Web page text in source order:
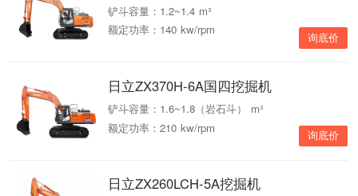
铲斗容量：1.2~1.4 m³
额定功率：140 kw/rpm
询底价
日立ZX370H-6A国四挖掘机
铲斗容量：1.6~1.8（岩石斗） m³
额定功率：210 kw/rpm
询底价
日立ZX260LCH-5A挖掘机